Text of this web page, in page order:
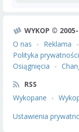
WYKOP ©
O nas
Reklama
Polityka
Osiągnięcia
RSS
Wykopane
Ustawienia